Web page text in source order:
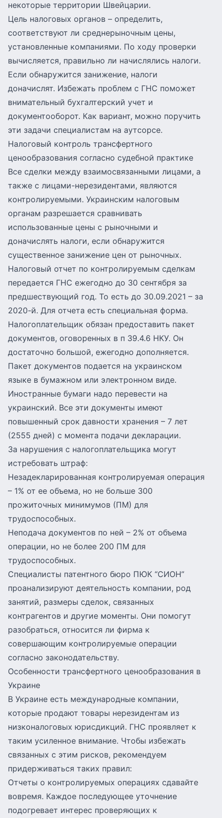
некоторые территории Швейцарии.
Цель налоговых органов – определить,
соответствуют ли среднерыночным цены,
установленные компаниями. По ходу проверки
вычисляется, правильно ли начислялись налоги.
Если обнаружится занижение, налоги
доначислят. Избежать проблем с ГНС поможет
внимательный бухгалтерский учет и
документооборот. Как вариант, можно поручить
эти задачи специалистам на аутсорсе.
Налоговый контроль трансфертного
ценообразования согласно судебной практике
Все сделки между взаимосвязанными лицами, а
также с лицами-нерезидентами, являются
контролируемыми. Украинским налоговым
органам разрешается сравнивать
использованные цены с рыночными и
доначислять налоги, если обнаружится
существенное занижение цен от рыночных.
Налоговый отчет по контролируемым сделкам
передается ГНС ежегодно до 30 сентября за
предшествующий год. То есть до 30.09.2021 – за
2020-й. Для отчета есть специальная форма.
Налогоплательщик обязан предоставить пакет
документов, оговоренных в п 39.4.6 НКУ. Он
достаточно большой, ежегодно дополняется.
Пакет документов подается на украинском
языке в бумажном или электронном виде.
Иностранные бумаги надо перевести на
украинский. Все эти документы имеют
повышенный срок давности хранения – 7 лет
(2555 дней) с момента подачи декларации.
За нарушения с налогоплательщика могут
истребовать штраф:
Незадекларированная контролируемая операция
– 1% от ее объема, но не больше 300
прожиточных минимумов (ПМ) для
трудоспособных.
Неподача документов по ней – 2% от объема
операции, но не более 200 ПМ для
трудоспособных.
Специалисты патентного бюро ПЮК “СИОН”
проанализируют деятельность компании, род
занятий, размеры сделок, связанных
контрагентов и другие моменты. Они помогут
разобраться, относится ли фирма к
совершающим контролируемые операции
согласно законодательству.
Особенности трансфертного ценообразования в
Украине
В Украине есть международные компании,
которые продают товары нерезидентам из
низконалоговых юрисдикций. ГНС проявляет к
таким усиленное внимание. Чтобы избежать
связанных с этим рисков, рекомендуем
придерживаться таких правил:
Отчеты о контролируемых операциях сдавайте
вовремя. Каждое последующее уточнение
подогревает интерес проверяющих к